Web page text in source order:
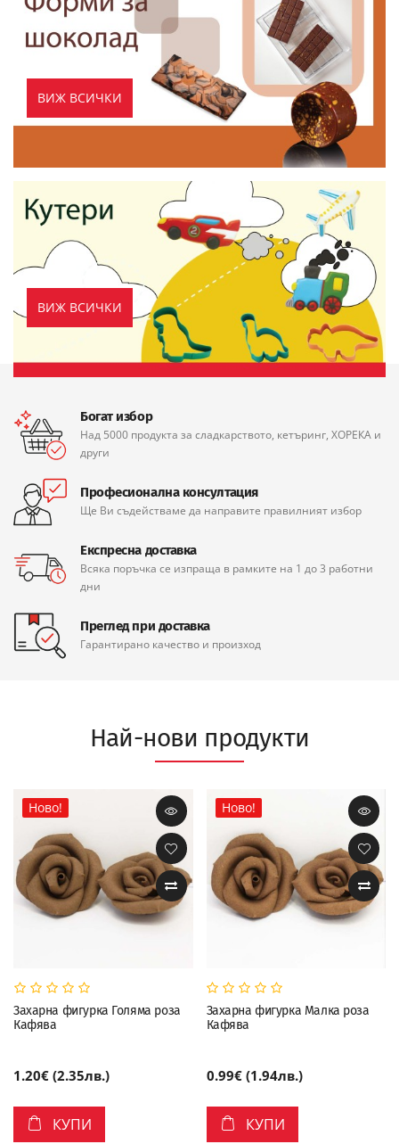
ВИЖ ВСИЧКИ
ВИЖ ВСИЧКИ
Богат избор
Над 5000 продукта за сладкарството, кетъринг, ХОРЕКА и
други
Професионална консултация
Ще Ви съдействаме да направите правилният избор
Експресна доставка
Всяка поръчка се изпраща в рамките на 1 до 3 работни
дни
Преглед при доставка
Гарантирано качество и произход
Най-нови продукти
Ново!
Захарна фигурка Голяма роза
Кафява
1.20€ (2.35лв.)
КУПИ
Ново!
Захарна фигурка Малка роза
Кафява
0.99€ (1.94лв.)
КУПИ